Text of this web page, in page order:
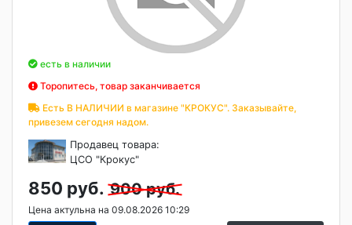
есть в наличии
Торопитесь, товар заканчивается
Есть В НАЛИЧИИ в магазине "КРОКУС". Заказывайте,
привезем сегодня надом.
Продавец товара:
ЦСО "Крокус"
850 руб. 900 руб.
Цена актульна на 09.08.2026 10:29